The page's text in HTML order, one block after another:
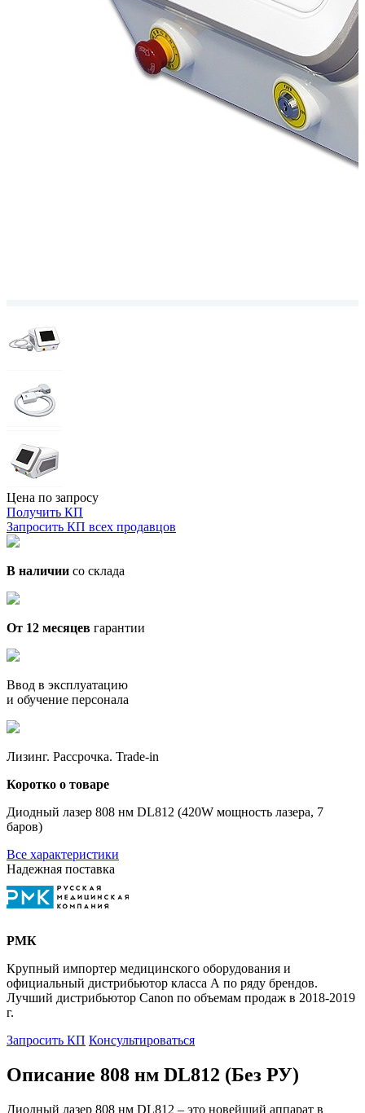
Цена по запросу
Получить КП
Запросить КП всех продавцов
В наличии со склада
От 12 месяцев гарантии
Ввод в эксплуатацию
и обучение персонала
Лизинг. Рассрочка. Trade-in
Коротко о товаре
Диодный лазер 808 нм DL812 (420W мощность лазера, 7
баров)
Все характеристики
Надежная поставка
РМК
Крупный импортер медицинского оборудования и
официальный дистрибьютор класса А по ряду брендов.
Лучший дистрибьютор Canon по объемам продаж в 2018-2019
г.
Запросить КП Консультироваться
Описание 808 нм DL812 (Без РУ)
Диодный лазер 808 нм DL812 – это новейший аппарат в